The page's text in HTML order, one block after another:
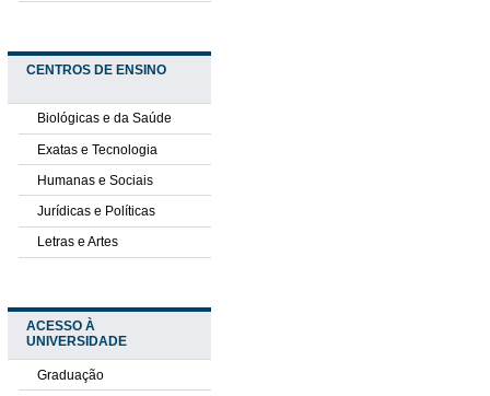
CENTROS DE ENSINO
Biológicas e da Saúde
Exatas e Tecnologia
Humanas e Sociais
Jurídicas e Políticas
Letras e Artes
ACESSO À
UNIVERSIDADE
Graduação